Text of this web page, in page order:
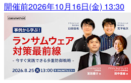
開催前2026年10月16日(金) 13:30